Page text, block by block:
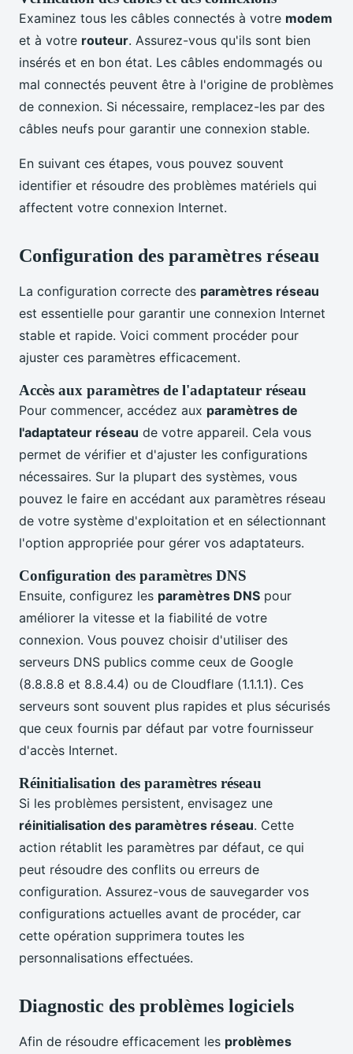
Examinez tous les câbles connectés à votre modem
et à votre routeur. Assurez-vous qu'ils sont bien
insérés et en bon état. Les câbles endommagés ou
mal connectés peuvent être à l'origine de problèmes
de connexion. Si nécessaire, remplacez-les par des
câbles neufs pour garantir une connexion stable.
En suivant ces étapes, vous pouvez souvent
identifier et résoudre des problèmes matériels qui
affectent votre connexion Internet.
Configuration des paramètres réseau
La configuration correcte des paramètres réseau
est essentielle pour garantir une connexion Internet
stable et rapide. Voici comment procéder pour
ajuster ces paramètres efficacement.
Accès aux paramètres de l'adaptateur réseau
Pour commencer, accédez aux paramètres de
l'adaptateur réseau de votre appareil. Cela vous
permet de vérifier et d'ajuster les configurations
nécessaires. Sur la plupart des systèmes, vous
pouvez le faire en accédant aux paramètres réseau
de votre système d'exploitation et en sélectionnant
l'option appropriée pour gérer vos adaptateurs.
Configuration des paramètres DNS
Ensuite, configurez les paramètres DNS pour
améliorer la vitesse et la fiabilité de votre
connexion. Vous pouvez choisir d'utiliser des
serveurs DNS publics comme ceux de Google
(8.8.8.8 et 8.8.4.4) ou de Cloudflare (1.1.1.1). Ces
serveurs sont souvent plus rapides et plus sécurisés
que ceux fournis par défaut par votre fournisseur
d'accès Internet.
Réinitialisation des paramètres réseau
Si les problèmes persistent, envisagez une
réinitialisation des paramètres réseau. Cette
action rétablit les paramètres par défaut, ce qui
peut résoudre des conflits ou erreurs de
configuration. Assurez-vous de sauvegarder vos
configurations actuelles avant de procéder, car
cette opération supprimera toutes les
personnalisations effectuées.
Diagnostic des problèmes logiciels
Afin de résoudre efficacement les problèmes